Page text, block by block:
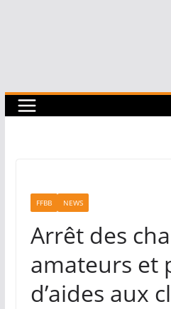
FFBB NEWS
Arrêt des
amateurs et
d’aides aux